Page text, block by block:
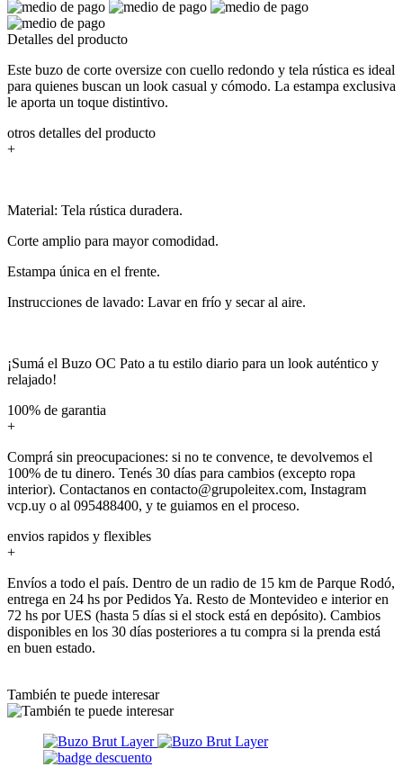
Detalles del producto
Este buzo de corte oversize con cuello redondo y tela rústica es ideal
para quienes buscan un look casual y cómodo. La estampa exclusiva
le aporta un toque distintivo.
otros detalles del producto
+
Material: Tela rústica duradera.
Corte amplio para mayor comodidad.
Estampa única en el frente.
Instrucciones de lavado: Lavar en frío y secar al aire.
¡Sumá el Buzo OC Pato a tu estilo diario para un look auténtico y
relajado!
100% de garantia
+
Comprá sin preocupaciones: si no te convence, te devolvemos el
100% de tu dinero. Tenés 30 días para cambios (excepto ropa
interior). Contactanos en contacto@grupoleitex.com, Instagram
vcp.uy o al 095488400, y te guiamos en el proceso.
envios rapidos y flexibles
+
Envíos a todo el país. Dentro de un radio de 15 km de Parque Rodó,
entrega en 24 hs por Pedidos Ya. Resto de Montevideo e interior en
72 hs por UES (hasta 5 días si el stock está en depósito). Cambios
disponibles en los 30 días posteriores a tu compra si la prenda está
en buen estado.
También te puede interesar